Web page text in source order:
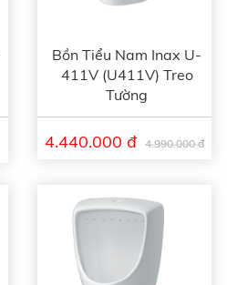
Bồn Tiểu Nam Inax U-
411V (U411V) Treo
Tường
4.440.000 đ 4.990.000 đ